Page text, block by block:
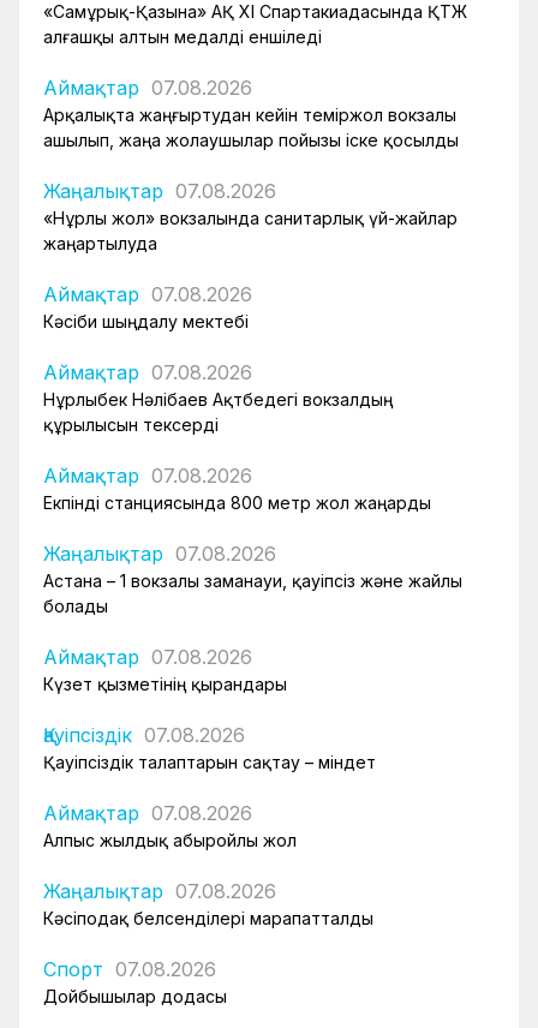
«Самұрық-Қазына» АҚ XI Спартакиадасында ҚТЖ
алғашқы алтын медалді еншіледі
Аймақтар 07.08.2026
Арқалықта жаңғыртудан кейін теміржол вокзалы
ашылып, жаңа жолаушылар пойызы іске қосылды
Жаңалықтар 07.08.2026
«Нұрлы жол» вокзалында санитарлық үй-жайлар
жаңартылуда
Аймақтар 07.08.2026
Кәсіби шыңдалу мектебі
Аймақтар 07.08.2026
Нұрлыбек Нәлібаев Ақтөбедегі вокзалдың
құрылысын тексерді
Аймақтар 07.08.2026
Екпінді станциясында 800 метр жол жаңарды
Жаңалықтар 07.08.2026
Астана – 1 вокзалы заманауи, қауіпсіз және жайлы
болады
Аймақтар 07.08.2026
Күзет қызметінің қырандары
Қауіпсіздік 07.08.2026
Қауіпсіздік талаптарын сақтау – міндет
Аймақтар 07.08.2026
Алпыс жылдық абыройлы жол
Жаңалықтар 07.08.2026
Кәсіподақ белсенділері марапатталды
Спорт 07.08.2026
Дойбышылар додасы